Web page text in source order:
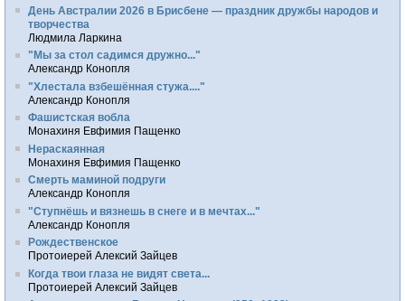
День Австралии 2026 в Брисбене — праздник дружбы народов и
творчества
Людмила Ларкина
"Мы за стол садимся дружно..."
Александр Конопля
"Хлестала взбешённая стужа...."
Александр Конопля
Фашистская вобла
Монахиня Евфимия Пащенко
Нераскаянная
Монахиня Евфимия Пащенко
Смерть маминой подруги
Александр Конопля
"Ступнёшь и вязнешь в снеге и в мечтах..."
Александр Конопля
Рождественское
Протоиерей Алексий Зайцев
Когда твои глаза не видят света...
Протоиерей Алексий Зайцев